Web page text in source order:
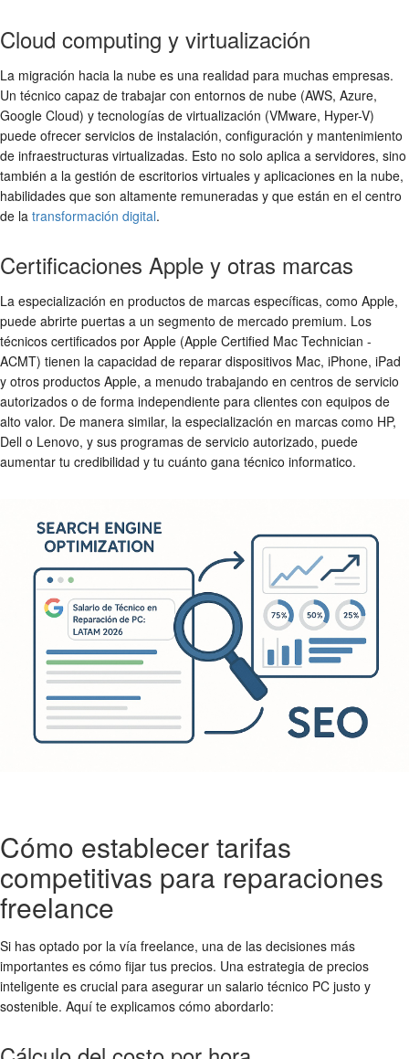
Cloud computing y virtualización
La migración hacia la nube es una realidad para muchas empresas.
Un técnico capaz de trabajar con entornos de nube (AWS, Azure,
Google Cloud) y tecnologías de virtualización (VMware, Hyper-V)
puede ofrecer servicios de instalación, configuración y mantenimiento
de infraestructuras virtualizadas. Esto no solo aplica a servidores, sino
también a la gestión de escritorios virtuales y aplicaciones en la nube,
habilidades que son altamente remuneradas y que están en el centro
de la transformación digital.
Certificaciones Apple y otras marcas
La especialización en productos de marcas específicas, como Apple,
puede abrirte puertas a un segmento de mercado premium. Los
técnicos certificados por Apple (Apple Certified Mac Technician -
ACMT) tienen la capacidad de reparar dispositivos Mac, iPhone, iPad
y otros productos Apple, a menudo trabajando en centros de servicio
autorizados o de forma independiente para clientes con equipos de
alto valor. De manera similar, la especialización en marcas como HP,
Dell o Lenovo, y sus programas de servicio autorizado, puede
aumentar tu credibilidad y tu cuánto gana técnico informatico.
Cómo establecer tarifas
competitivas para reparaciones
freelance
Si has optado por la vía freelance, una de las decisiones más
importantes es cómo fijar tus precios. Una estrategia de precios
inteligente es crucial para asegurar un salario técnico PC justo y
sostenible. Aquí te explicamos cómo abordarlo: